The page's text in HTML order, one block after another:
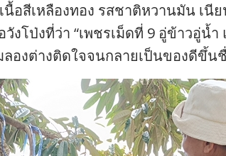
นื้อสีเหลืองทอง รสชาติหวานมัน เนี
โป่งที่ว่า “เพชรเม็ดที่ 9 อู่ข้าวอู่น้ำ
องต่างติดใจจนกลายเป็นของดีขึ้